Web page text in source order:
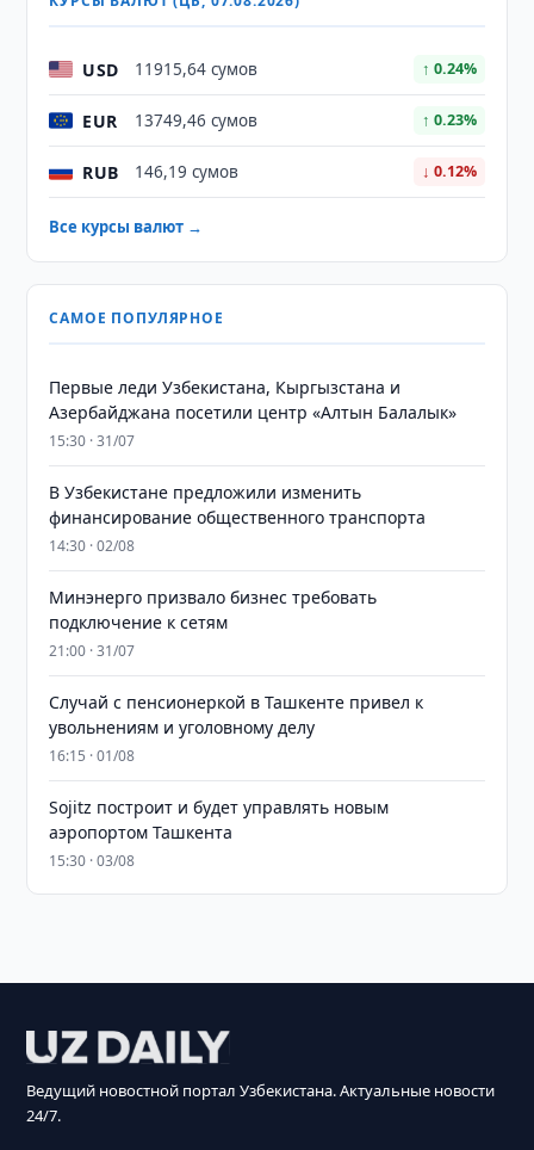
USD 11915,64 сумов ↑ 0.24%
EUR 13749,46 сумов ↑ 0.23%
RUB 146,19 сумов ↓ 0.12%
Все курсы валют →
САМОЕ ПОПУЛЯРНОЕ
Первые леди Узбекистана, Кыргызстана и
Азербайджана посетили центр «Алтын Балалык»
15:30 · 31/07
В Узбекистане предложили изменить
финансирование общественного транспорта
14:30 · 02/08
Минэнерго призвало бизнес требовать
подключение к сетям
21:00 · 31/07
Случай с пенсионеркой в Ташкенте привел к
увольнениям и уголовному делу
16:15 · 01/08
Sojitz построит и будет управлять новым
аэропортом Ташкента
15:30 · 03/08
Ведущий новостной портал Узбекистана. Актуальные новости
24/7.